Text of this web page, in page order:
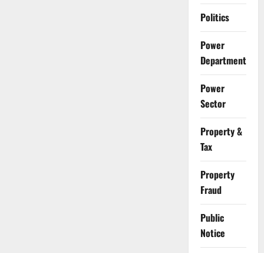
Politics
Power
Department
Power
Sector
Property &
Tax
Property
Fraud
Public
Notice